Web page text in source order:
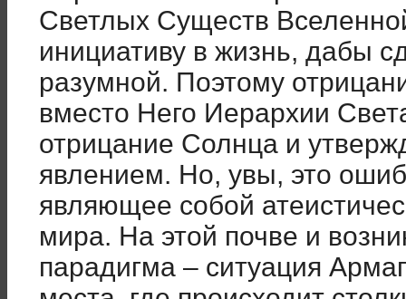
Светлых Существ
инициативу в жизнь, дабы
разумной. Поэтому
вместо Него Иерархии
отрицание Солнца и
явлением. Но, увы, это
являющее собой
мира. На этой почве и
парадигма – ситуация